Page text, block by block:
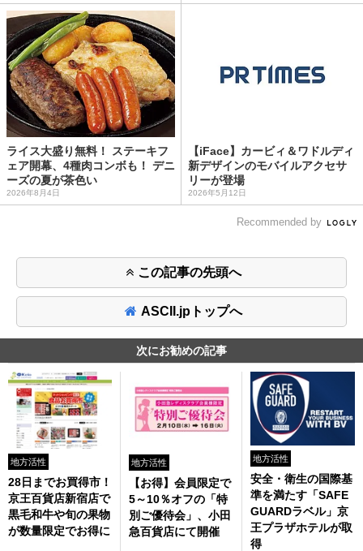
ライス大盛り無料！ ステーキフ
ェア開幕、4種肉コンボも！ デニ
ーズの夏が茶色い
2026年8月4日
【iFace】カービィ＆ワドルディ
新デザインのモバイルアクセサ
リーが登場
2026年5月12日
Recommended by
この記事の先頭へ
ASCII.jpトップへ
次にお勧めの記事
地方活性
28日までお買得市！
京王百貨店新宿店で
黒毛和牛や旬の果物
が数量限定でお得に
地方活性
【お得】会員限定で
5～10％オフの「特
別ご優待会」、小田
急百貨店にて開催
地方活性
安全・衛生の国際基
準を満たす「SAFE
GUARDラベル」京
王プラザホテルが取
得